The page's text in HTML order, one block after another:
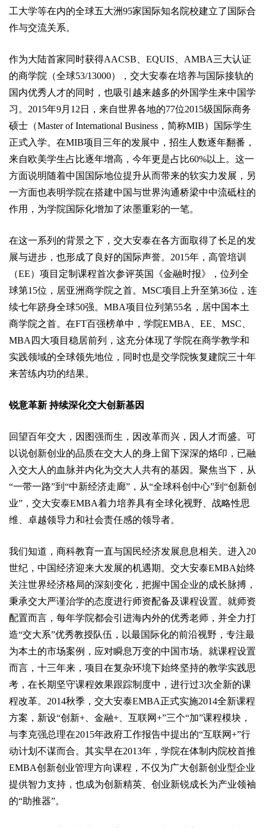
工大学等在内的全球五大洲95家国际知名院校建立了国际合
作与交流关系。
作为大陆首家同时获得AACSB、EQUIS、AMBA三大认证
的商学院（全球53/13000），交大安泰在培养与国际接轨的
国内优秀人才的同时，也吸引越来越多的外国学生来中国学
习。2015年9月12日，来自世界各地的77位2015级国际商务
硕士（Master of International Business，简称MIB）国际学生
正式入学。在MIB项目三年的发展中，招生人数逐年翻番，
来自欧美学生占比逐年增高，今年更是占比60%以上。这一
方面说明随着中国国际地位提升从而带来的软实力发展，另
一方面也表明学院在搭建中国与世界沟通桥梁中中流砥柱的
作用，为学院国际化增加了浓墨重彩的一笔。
在这一系列的背景之下，交大安泰在各方面取得了长足的发
展与进步，也形成了良好的国际声誉。2015年，高管培训
（EE）项目定制课程首次参评英国《金融时报》，位列全
球第15位，居亚洲商学院之首。MSC项目上升至第36位，连
续七年跻身全球50强。MBA项目位列第55名，居中国本土
商学院之首。在FT百强榜单中，学院EMBA、EE、MSC、
MBA四大项目稳居前列，这充分体现了学院在商学教学和
实践领域的全球领先地位，同时也是交学院恢复建院三十年
来苦练内功的结果。
锐意革新 持续深化交大创新基因
回望百年交大，因图强而生，因改革而兴，因人才而盛。可
以说创新创业的品质在交大人的身上留下深深的烙印，已融
入交大人的血脉并内化为交大人共有的基因。聚焦当下，从
“一带一路”到“中新经济走廊”，从“全球科创中心”到“创新创
业”，交大安泰EMBA着力培养具有全球化视野、战略性思
维、卓越领导力和社会责任感的领导者。
我们知道，商科教育一直与国民经济发展息息相关。进入20
世纪，中国经济迎来大发展的机遇期。交大安泰EMBA始终
关注世界经济格局的深刻变化，把握中国企业的成长脉搏，
秉承交大严谨治学的态度进行师资配备及课程设置。就师资
配置而言，每年学院都会引进海内外的优秀老师，并全力打
造“交大系”优秀教授队伍，以最国际化的前沿视野，专注最
为本土的市场案例，应对瞬息万变的中国市场。就课程设置
而言，十三年来，项目在复杂环境下始终坚持的教学实践思
考，在长期坚守课程效果跟踪制度中，进行过3次全新的课
程改革。2014秋季，交大安泰EMBA正式实施2014全新课程
方案，新设“创新+、金融+、互联网+”三个“加”课程模块，
与李克强总理在2015年政府工作报告中提出的“互联网+”行
动计划不谋而合。其实早在2013年，学院在体制内院校首推
EMBA创新创业管理方向课程，不仅为广大创新创业型企业
提供智力支持，也成为创新精英、创业新锐成长为产业领袖
的“助推器”。